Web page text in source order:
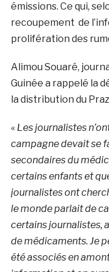
émissions. Ce qui,
recoupement de
prolifération des
Alimou Souaré,
Guinée a rappelé la
la distribution du
« Les journalistes
campagne devait se
secondaires du
certains enfants et
journalistes ont
le monde parlait de
certains journalistes,
de médicaments. Je
été associés en